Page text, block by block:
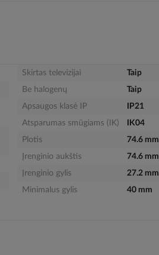
Skirtas televizijai
Taip
Be halogenų
Taip
Apsaugos klasė IP
IP21
Atsparumas smūgiams (IK)
IK04
Plotis
74.6 mm
Įrenginio aukštis
74.6 mm
Įrenginio gylis
27.2 mm
Minimalus gylis
40 mm